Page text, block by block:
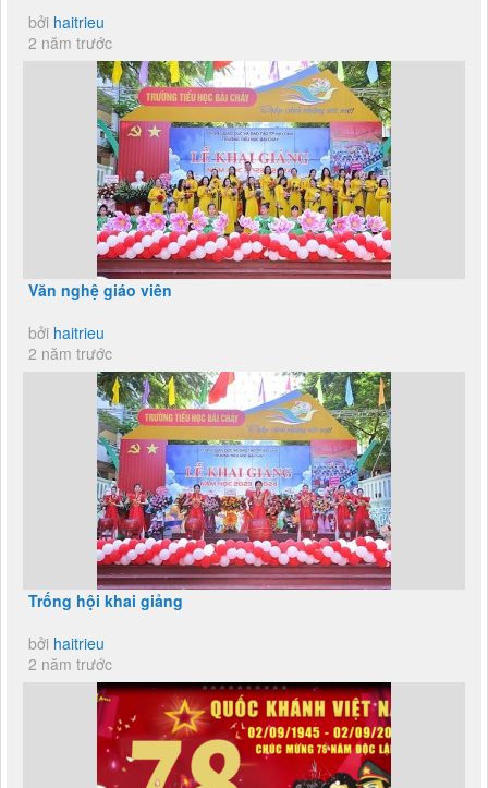
bởi haitrieu
2 năm trước
Văn nghệ giáo viên
bởi haitrieu
2 năm trước
Trống hội khai giảng
bởi haitrieu
2 năm trước